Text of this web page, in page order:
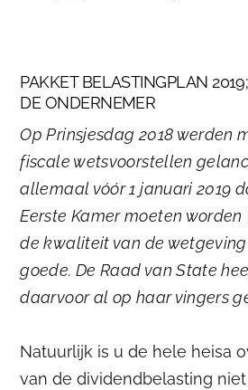
PAKKET BELASTINGPLAN
DE ONDERNEMER
Op Prinsjesdag 2018 werden
fiscale wetsvoorstellen
allemaal vóór 1 januari 2019
Eerste Kamer moeten worden
de kwaliteit van de
goede. De Raad van State
daarvoor al op haar vingers
Natuurlijk is u de hele heisa
van de dividendbelasting